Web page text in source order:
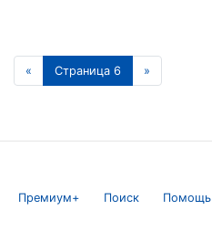
« Страница 6 »
Премиум+ Поиск Помощь